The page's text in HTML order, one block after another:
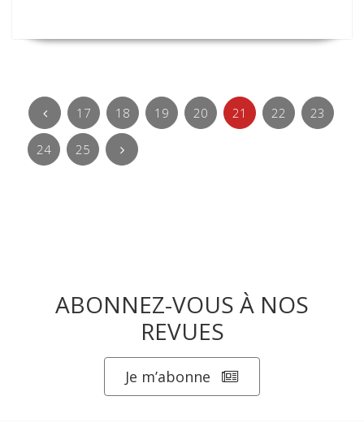
17 18 19 20 21 22 23
24 25
ABONNEZ-VOUS À NOS
REVUES
Je m’abonne